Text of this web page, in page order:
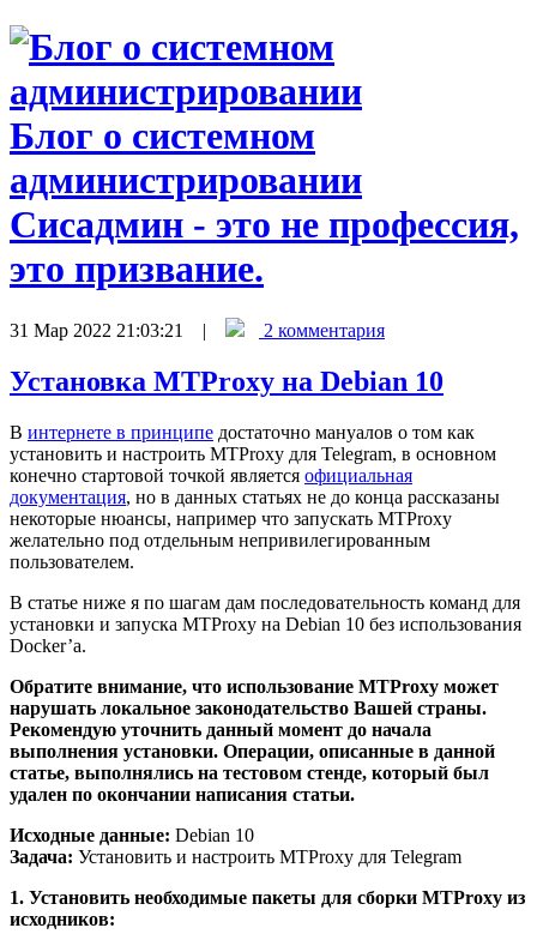
Блог о системном
администрировании
Сисадмин - это не профессия,
это призвание.
31 Мар 2022 21:03:21 | 2 комментария
Установка MTProxy на Debian 10
В интернете в принципе достаточно мануалов о том как
установить и настроить MTProxy для Telegram, в основном
конечно стартовой точкой является официальная
документация, но в данных статьях не до конца рассказаны
некоторые нюансы, например что запускать MTProxy
желательно под отдельным непривилегированным
пользователем.
В статье ниже я по шагам дам последовательность команд для
установки и запуска MTProxy на Debian 10 без использования
Docker’а.
Обратите внимание, что использование MTProxy может
нарушать локальное законодательство Вашей страны.
Рекомендую уточнить данный момент до начала
выполнения установки. Операции, описанные в данной
статье, выполнялись на тестовом стенде, который был
удален по окончании написания статьи.
Исходные данные: Debian 10
Задача: Установить и настроить MTProxy для Telegram
1. Установить необходимые пакеты для сборки MTProxy из
исходников: